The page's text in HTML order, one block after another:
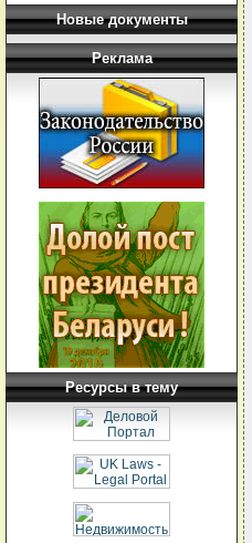
Новые документы
Реклама
Ресурсы в тему